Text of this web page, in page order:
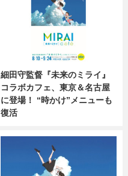
細田守監督『未来のミライ』
コラボカフェ、東京＆名古屋
に登場！ “時かけ”メニューも
復活